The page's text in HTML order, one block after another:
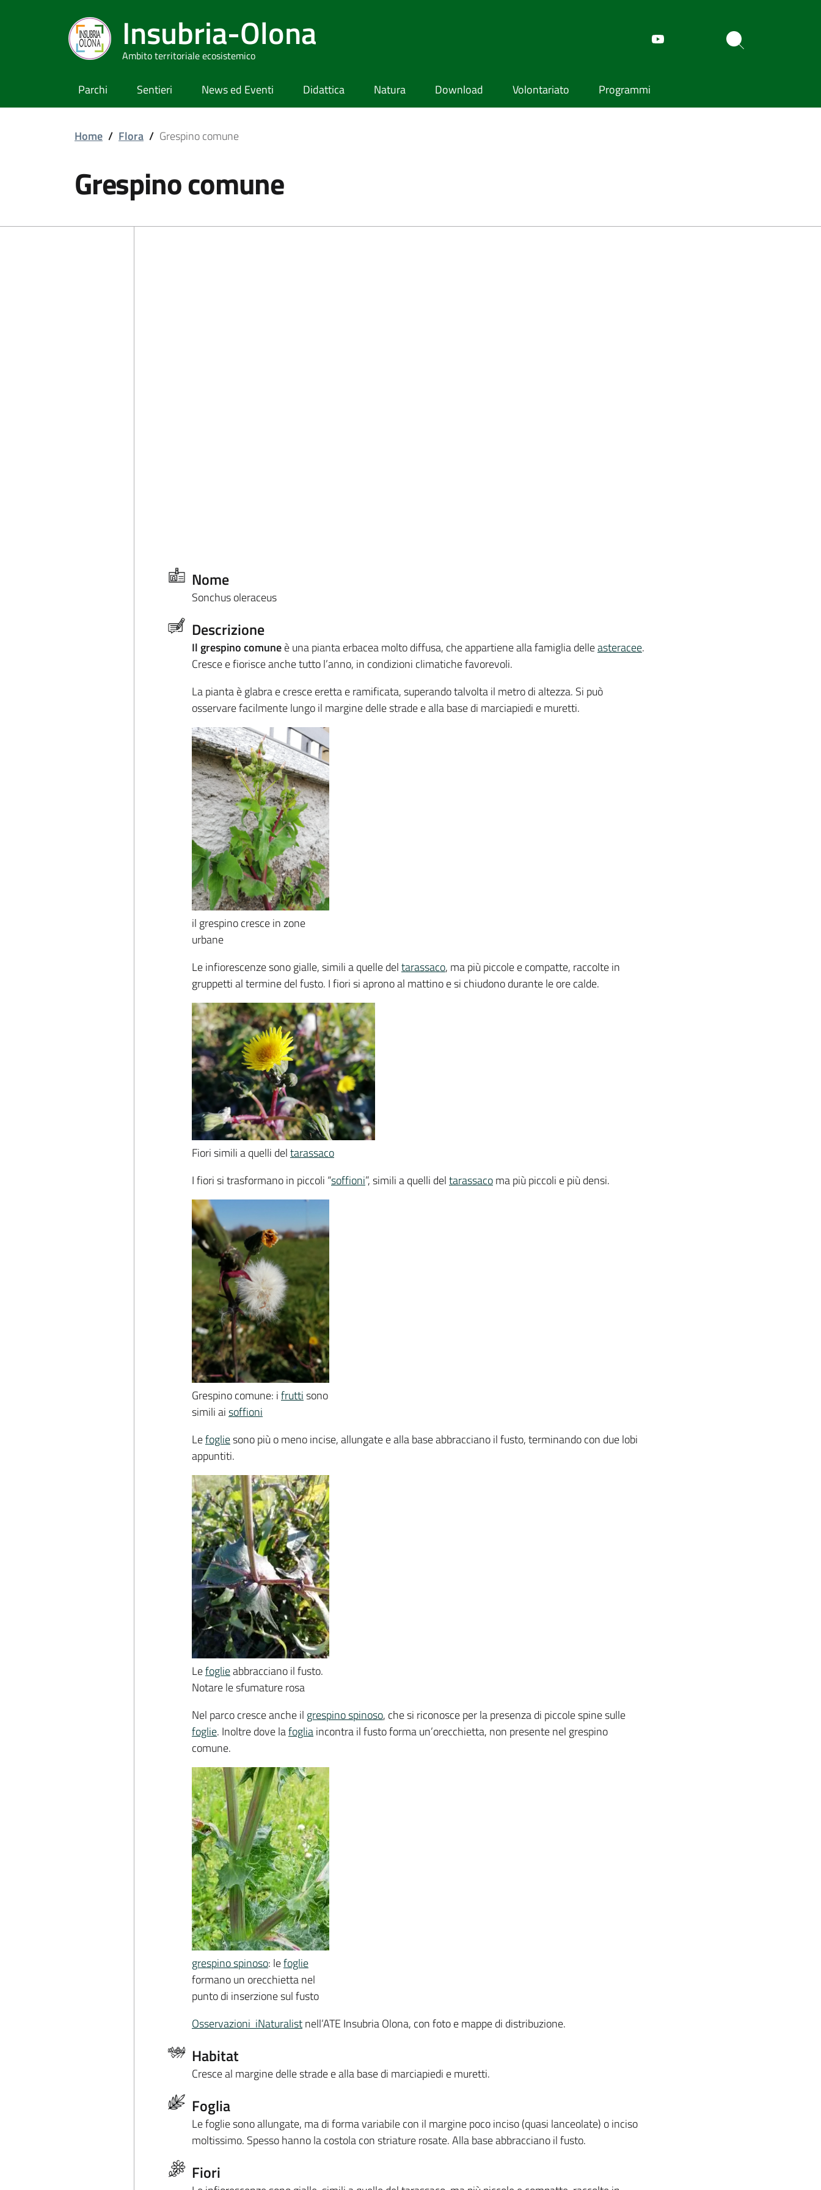
Insubria-Olona
Ambito territoriale ecosistemico
Parchi Sentieri News ed Eventi Didattica Natura Download Volontariato Programmi
Home / Flora / Grespino comune
Grespino comune
Nome
Sonchus oleraceus
Descrizione
Il grespino comuneè una pianta erbacea molto diffusa, che appartiene alla famiglia delleasteracee.
Cresce e fiorisce anche tutto l’anno, in condizioni climatiche favorevoli.
La pianta è glabra e cresce eretta e ramificata, superando talvolta il metro di altezza. Si può
osservare facilmente lungo il margine delle strade e alla base di marciapiedi e muretti.
il grespino cresce in zone
urbane
Le infiorescenze sono gialle, simili a quelle deltarassaco, ma più piccole e compatte, raccolte in
gruppetti al termine del fusto. I fiori si aprono al mattino e si chiudono durante le ore calde.
Fiori simili a quelli deltarassaco
I fiori si trasformano in piccoli “soffioni”, simili a quelli deltarassacoma più piccoli e più densi.
Grespino comune: ifruttisono
simili aisoffioni
Lefogliesono più o meno incise, allungate e alla base abbracciano il fusto, terminando con due lobi
appuntiti.
Lefoglieabbracciano il fusto.
Notare le sfumature rosa
Nel parco cresce anche il grespino spinoso, che si riconosce per la presenza di piccole spine sulle
foglie. Inoltre dove lafogliaincontra il fusto forma un’orecchietta, non presente nel grespino
comune.
grespino spinoso: lefoglie
formano un orecchietta nel
punto di inserzione sul fusto
Osservazioni iNaturalistnell’ATE Insubria Olona, con foto e mappe di distribuzione.
Habitat
Cresce al margine delle strade e alla base di marciapiedi e muretti.
Foglia
Le foglie sono allungate, ma di forma variabile con il margine poco inciso (quasi lanceolate) o inciso
moltissimo. Spesso hanno la costola con striature rosate. Alla base abbracciano il fusto.
Fiori